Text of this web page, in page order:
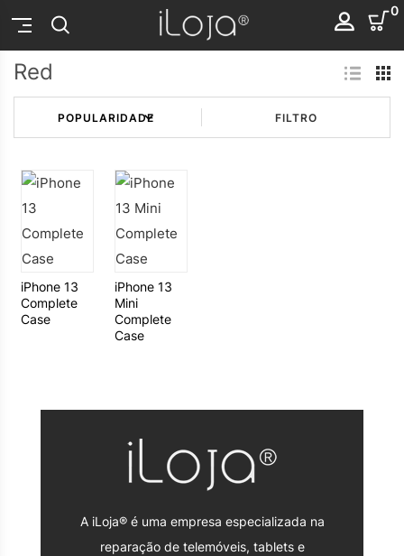
0
Red
FILTRO
iPhone 13
Complete
Case
iPhone 13
Mini
Complete
Case
A iLoja® é uma empresa especializada na
reparação de telemóveis, tablets e